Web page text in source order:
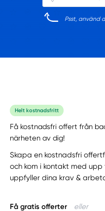
Psst, använd
Helt kostnadsfritt
Få kostnadsfri offert från
närheten av dig!
Skapa en kostnadsfri
och kom i kontakt med
uppfyller dina krav &
Få gratis offerter eller